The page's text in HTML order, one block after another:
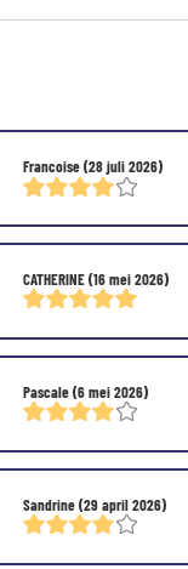
Francoise(28 juli 2026)
CATHERINE(16 mei 2026)
Pascale(6 mei 2026)
Sandrine(29 april 2026)